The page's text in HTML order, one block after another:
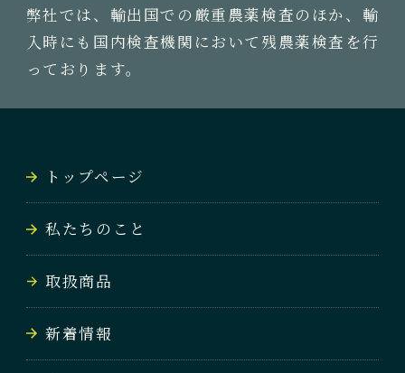
取扱商品
TEA
新着情報
会社案内
COMPANY
お問い合わせ
弊社では、輸出国での厳重農薬検査のほか、輸
入時にも国内検査機関において残農薬検査を行
っております。
トップページ
私たちのこと
取扱商品
新着情報